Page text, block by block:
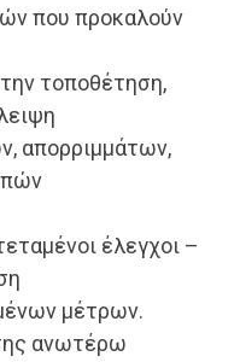
που προκαλούν
τοποθέτηση,
απορριμμάτων,
έλεγχοι –
μέτρων.
ανωτέρω